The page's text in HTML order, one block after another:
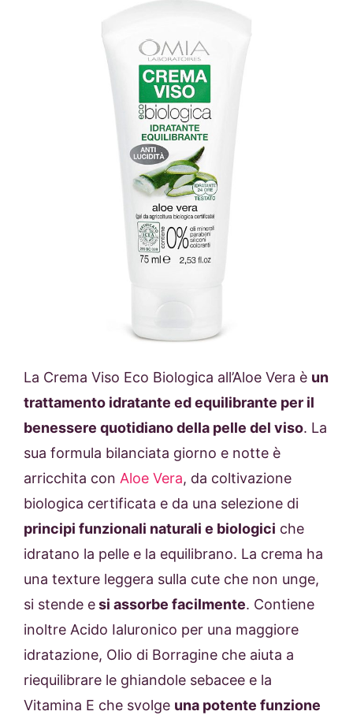
La Crema Viso Eco Biologica all’Aloe Vera è un
trattamento idratante ed equilibrante per il
benessere quotidiano della pelle del viso. La
sua formula bilanciata giorno e notte è
arricchita con Aloe Vera, da coltivazione
biologica certificata e da una selezione di
principi funzionali naturali e biologici che
idratano la pelle e la equilibrano. La crema ha
una texture leggera sulla cute che non unge,
si stende esi assorbe facilmente. Contiene
inoltre Acido Ialuronico per una maggiore
idratazione, Olio di Borragine che aiuta a
riequilibrare le ghiandole sebacee e la
Vitamina E che svolge una potente funzione